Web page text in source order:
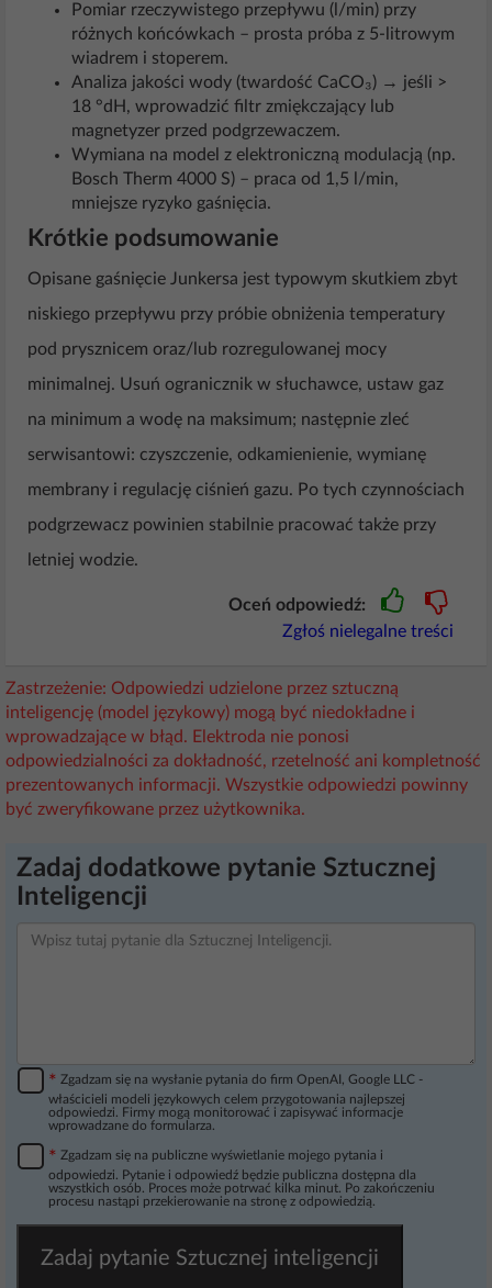
Pomiar rzeczywistego przepływu (l/min) przy
różnych końcówkach – prosta próba z 5-litrowym
wiadrem i stoperem.
Analiza jakości wody (twardość CaCO₃) → jeśli >
18 °dH, wprowadzić filtr zmiękczający lub
magnetyzer przed podgrzewaczem.
Wymiana na model z elektroniczną modulacją (np.
Bosch Therm 4000 S) – praca od 1,5 l/min,
mniejsze ryzyko gaśnięcia.
Krótkie podsumowanie
Opisane gaśnięcie Junkersa jest typowym skutkiem zbyt
niskiego przepływu przy próbie obniżenia temperatury
pod prysznicem oraz/lub rozregulowanej mocy
minimalnej. Usuń ogranicznik w słuchawce, ustaw gaz
na minimum a wodę na maksimum; następnie zleć
serwisantowi: czyszczenie, odkamienienie, wymianę
membrany i regulację ciśnień gazu. Po tych czynnościach
podgrzewacz powinien stabilnie pracować także przy
letniej wodzie.
Oceń odpowiedź:
Zgłoś nielegalne treści
Zastrzeżenie: Odpowiedzi udzielone przez sztuczną
inteligencję (model językowy) mogą być niedokładne i
wprowadzające w błąd. Elektroda nie ponosi
odpowiedzialności za dokładność, rzetelność ani kompletność
prezentowanych informacji. Wszystkie odpowiedzi powinny
być zweryfikowane przez użytkownika.
Zadaj dodatkowe pytanie Sztucznej
Inteligencji
* Zgadzam się na wysłanie pytania do firm OpenAI, Google LLC -
właścicieli modeli językowych celem przygotowania najlepszej
odpowiedzi. Firmy mogą monitorować i zapisywać informacje
wprowadzane do formularza.
* Zgadzam się na publiczne wyświetlanie mojego pytania i
odpowiedzi. Pytanie i odpowiedź będzie publiczna dostępna dla
wszystkich osób. Proces może potrwać kilka minut. Po zakończeniu
procesu nastąpi przekierowanie na stronę z odpowiedzią.
Zadaj pytanie Sztucznej inteligencji